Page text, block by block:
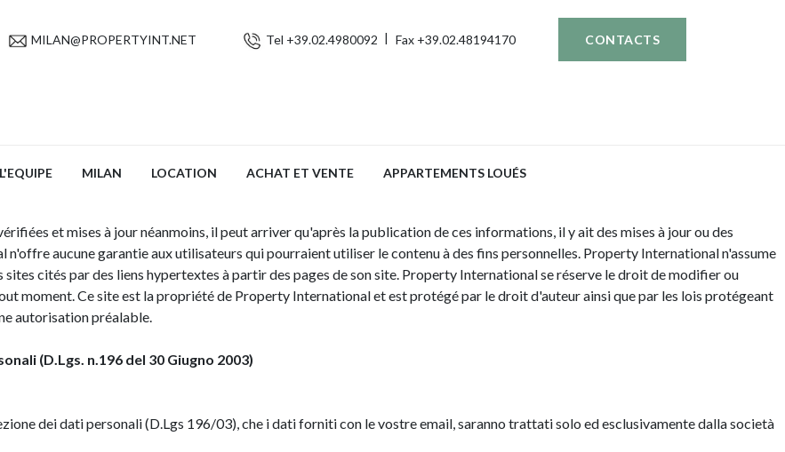
MILAN@PROPERTYINT.NET Tel +39.02.4980092 Fax +39.02.48194170 CONTACTS
L'EQUIPE MILAN LOCATION ACHAT ET VENTE APPARTEMENTS LOUÉS
et mises à jour néanmoins, il peut arriver qu'après la publication de ces informations, il y ait des mises à jour ou des
aucune garantie aux utilisateurs qui pourraient utiliser le contenu à des fins personnelles. Property International n'assume
cités par des liens hypertextes à partir des pages de son site. Property International se réserve le droit de modifier ou
moment. Ce site est la propriété de Property International et est protégé par le droit d'auteur ainsi que par les lois protégeant
autorisation préalable.
(D.Lgs. n.196 del 30 Giugno 2003)
dei dati personali (D.Lgs 196/03), che i dati forniti con le vostre email, saranno trattati solo ed esclusivamente dalla società